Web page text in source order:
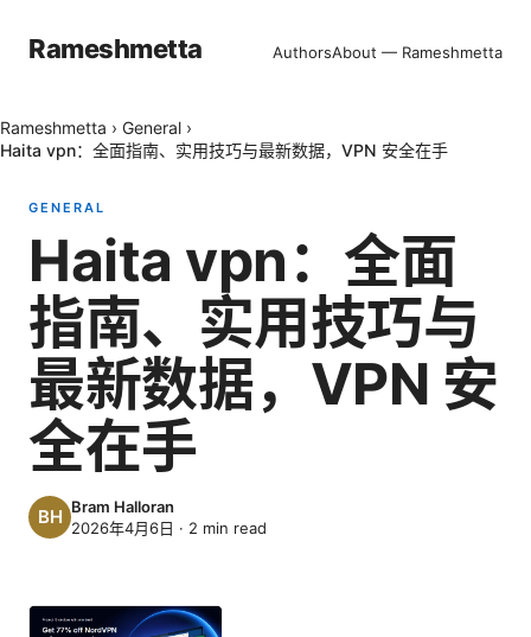
Rameshmetta AuthorsAbout — Rameshmetta
Rameshmetta › General ›
Haita vpn：全面指南、实用技巧与最新数据，VPN 安全在手
GENERAL
Haita vpn：全面
指南、实用技巧与
最新数据，VPN 安
全在手
Bram Halloran
2026年4月6日 · 2 min read